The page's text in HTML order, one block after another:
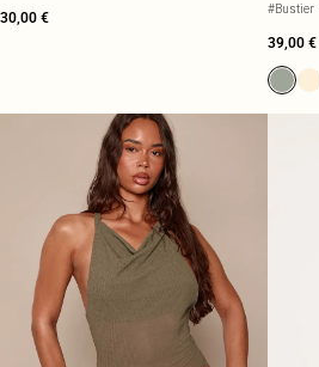
30,00 €
#Bustier
39,00 €